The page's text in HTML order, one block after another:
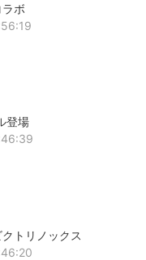
ボ
登場
トリノックス